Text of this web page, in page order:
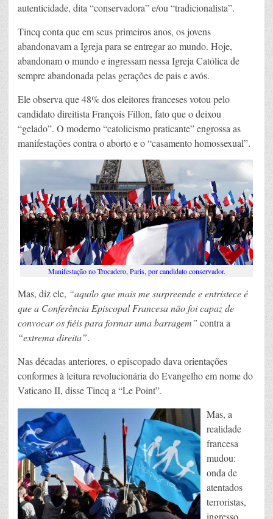
autenticidade, dita “conservadora” e/ou “tradicionalista”.
Tincq conta que em seus primeiros anos, os jovens
abandonavam a Igreja para se entregar ao mundo. Hoje,
abandonam o mundo e ingressam nessa Igreja Católica de
sempre abandonada pelas gerações de pais e avós.
Ele observa que 48% dos eleitores franceses votou pelo
candidato direitista François Fillon, fato que o deixou
“gelado”. O moderno “catolicismo praticante” engrossa as
manifestações contra o aborto e o “casamento homossexual”.
Manifestação no Trocadero, Paris, por candidato conservador.
Mas, diz ele, “aquilo que mais me surpreende e entristece é
que a Conferência Episcopal Francesa não foi capaz de
convocar os fiéis para formar uma barragem” contra a
“extrema direita”.
Nas décadas anteriores, o episcopado dava orientações
conformes à leitura revolucionária do Evangelho em nome do
Vaticano II, disse Tincq a “Le Point”.
Mas, a
realidade
francesa
mudou:
onda de
atentados
terroristas,
ingresso